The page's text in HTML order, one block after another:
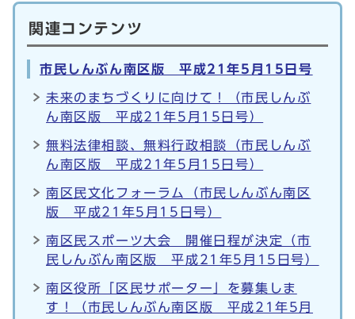
関連コンテンツ
市民しんぶん南区版 平成21年5月15日号
未来のまちづくりに向けて！（市民しんぶ
ん南区版 平成21年5月15日号）
無料法律相談、無料行政相談（市民しんぶ
ん南区版 平成21年5月15日号）
南区民文化フォーラム（市民しんぶん南区
版 平成21年5月15日号）
南区民スポーツ大会 開催日程が決定（市
民しんぶん南区版 平成21年5月15日号）
南区役所「区民サポーター」を募集しま
す！（市民しんぶん南区版 平成21年5月